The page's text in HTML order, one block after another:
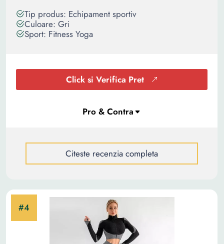
Tip produs: Echipament sportiv
Culoare: Gri
Sport: Fitness Yoga
Click si Verifica Pret
Citeste recenzia completa